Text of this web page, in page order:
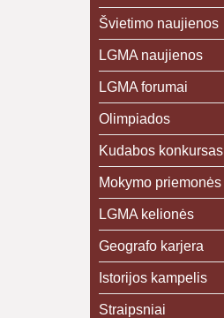
Švietimo naujienos
LGMA naujienos
LGMA forumai
Olimpiados
Kudabos konkursas
Mokymo priemonės
LGMA kelionės
Geografo karjera
Istorijos kampelis
Straipsniai